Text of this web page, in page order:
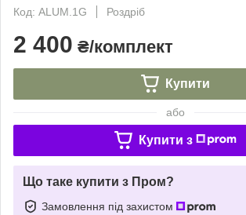
Код: ALUM.1G
Роздріб
2 400 ₴/комплект
Купити
або
Купити з
Що таке купити з Пром?
Замовлення під захистом